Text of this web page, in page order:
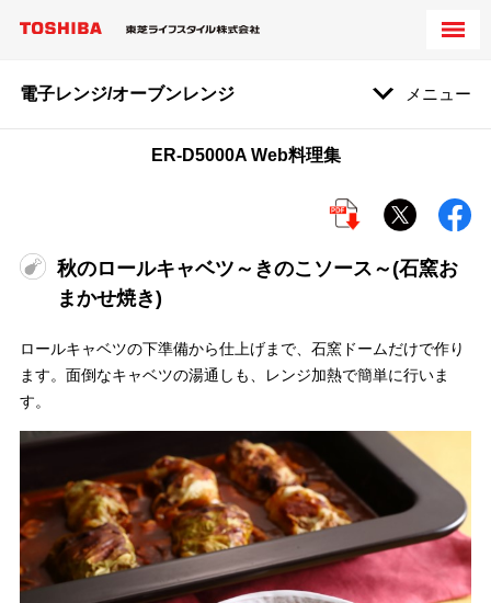
電子レンジ/オーブンレンジ メニュー
ER-D5000A Web料理集
秋のロールキャベツ～きのこソース～(石窯お
まかせ焼き)
ロールキャベツの下準備から仕上げまで、石窯ドームだけで作り
ます。面倒なキャベツの湯通しも、レンジ加熱で簡単に行いま
す。